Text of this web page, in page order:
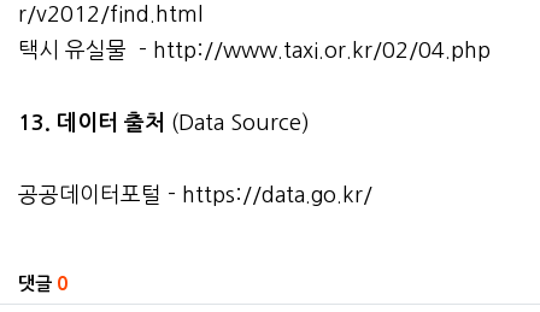
r/v2012/find.html
택시 유실물 - http://www.taxi.or.kr/02/04.php
13. 데이터 출처 (Data Source)
공공데이터포털 - https://data.go.kr/
댓글 0